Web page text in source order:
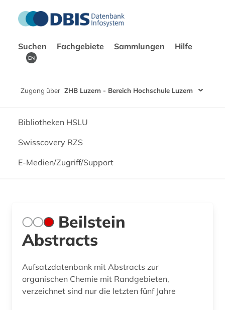
Suchen Fachgebiete Sammlungen Hilfe
EN
Zugang über ZHB Luzern - Bereich Hochschule Luzern
Bibliotheken HSLU
Swisscovery RZS
E-Medien/Zugriff/Support
Beilstein
Abstracts
Aufsatzdatenbank mit Abstracts zur
organischen Chemie mit Randgebieten,
verzeichnet sind nur die letzten fünf Jahre